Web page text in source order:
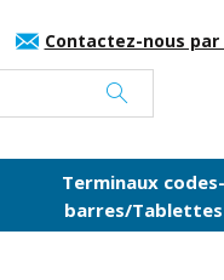
Contactez-nous par
Terminaux codes-
barres/Tablettes